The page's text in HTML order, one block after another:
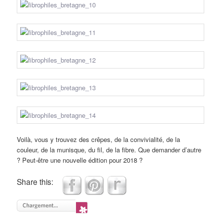
Voilà, vous y trouvez des crêpes, de la convivialité, de la
couleur, de la munisque, du fil, de la fibre. Que demander d’autre
? Peut-être une nouvelle édition pour 2018 ?
Share this: